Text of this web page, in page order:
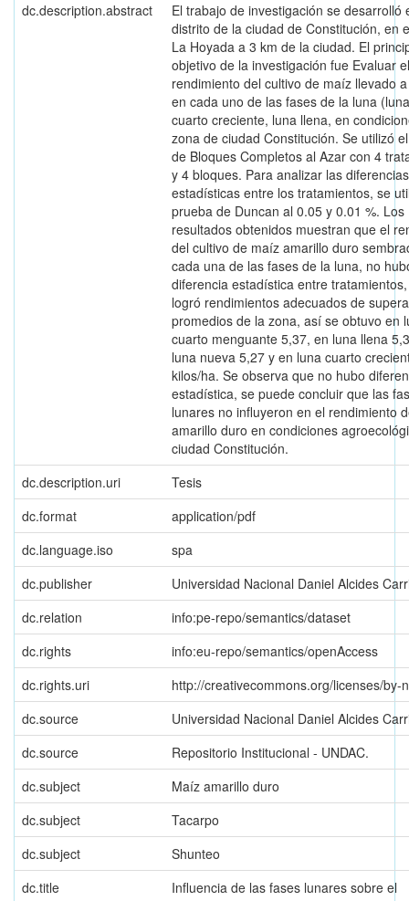
dc.description.abstract
El trabajo de investigación se desarrolló
distrito de la ciudad de Constitución, en
La Hoyada a 3 km de la ciudad. El
objetivo de la investigación fue Evaluar el
rendimiento del cultivo de maíz llevado
en cada uno de las fases de la luna
cuarto creciente, luna llena, en
zona de ciudad Constitución. Se utilizó
de Bloques Completos al Azar con 4
y 4 bloques. Para analizar las diferencias
estadísticas entre los tratamientos, se
prueba de Duncan al 0.05 y 0.01 %. Los
resultados obtenidos muestran que el
del cultivo de maíz amarillo duro
cada una de las fases de la luna, no
diferencia estadística entre
logró rendimientos adecuados de
promedios de la zona, así se obtuvo en
cuarto menguante 5,37, en luna llena
luna nueva 5,27 y en luna cuarto
kilos/ha. Se observa que no hubo
estadística, se puede concluir que las
lunares no influyeron en el rendimiento
amarillo duro en condiciones
ciudad Constitución.
dc.description.uri
Tesis
dc.format
application/pdf
dc.language.iso
spa
dc.publisher
Universidad Nacional Daniel Alcides
dc.relation
info:pe-repo/semantics/dataset
dc.rights
info:eu-repo/semantics/openAccess
dc.rights.uri
http://creativecommons.org/licenses/by-
dc.source
Universidad Nacional Daniel Alcides
dc.source
Repositorio Institucional - UNDAC.
dc.subject
Maíz amarillo duro
dc.subject
Tacarpo
dc.subject
Shunteo
dc.title
Influencia de las fases lunares sobre el